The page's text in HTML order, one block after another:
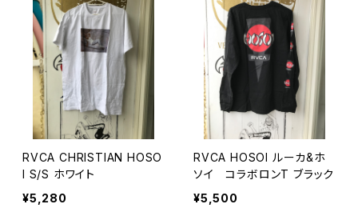
RVCA CHRISTIAN HOSO
I S/S ホワイト
¥5,280
RVCA HOSOI ルーカ&ホ
ソイ コラボロンT ブラック
¥5,500